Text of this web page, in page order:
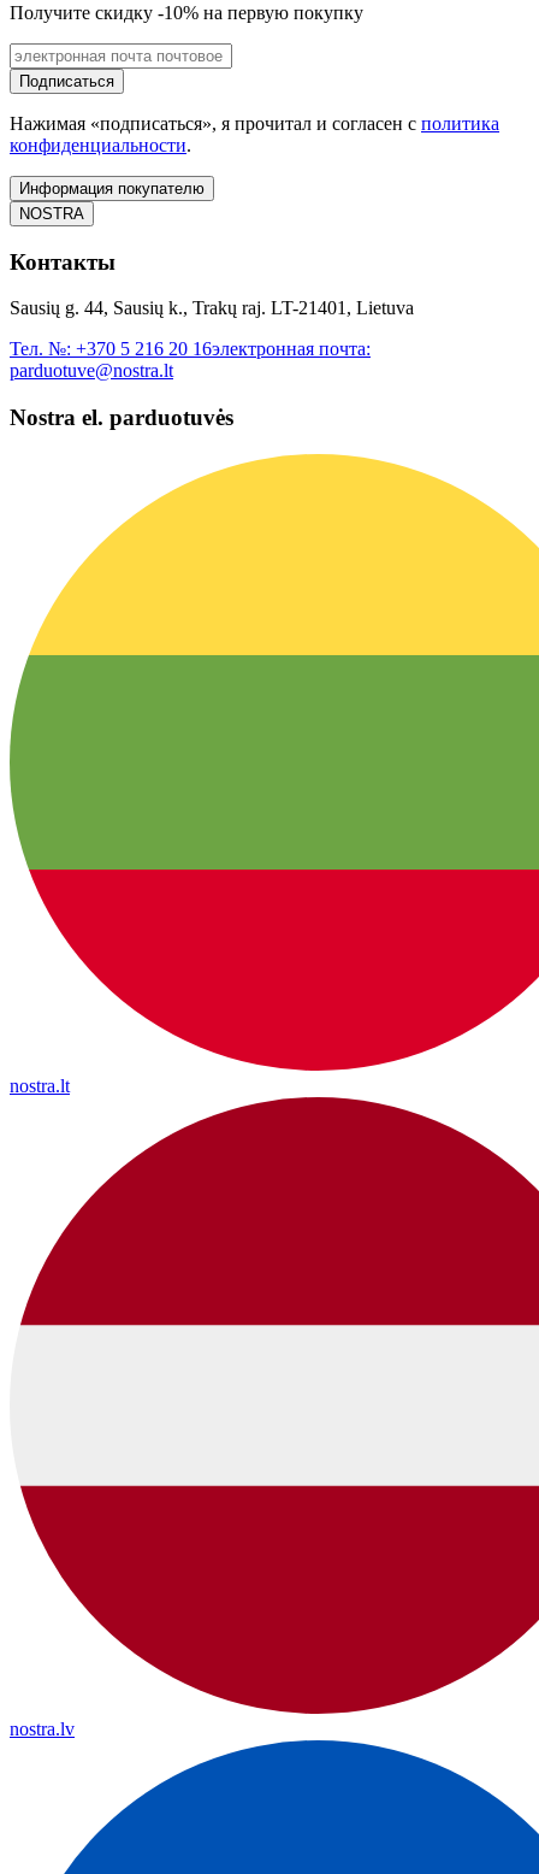
Получите скидку -10% на первую покупку
Подписаться
Нажимая «подписаться», я прочитал и согласен с политика
конфиденциальности.
Информация покупателю
NOSTRA
Контакты
Sausių g. 44, Sausių k., Trakų raj. LT-21401, Lietuva
Тел. №: +370 5 216 20 16электронная почта:
parduotuve@nostra.lt
Nostra el. parduotuvės
nostra.lt
nostra.lv